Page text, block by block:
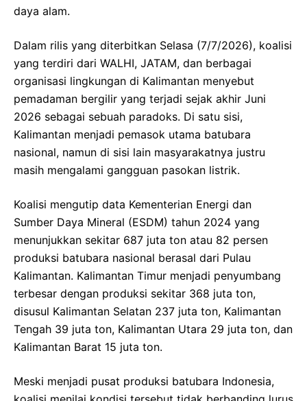
daya alam.
Dalam rilis yang diterbitkan Selasa (7/7/2026), koalisi
yang terdiri dari WALHI, JATAM, dan berbagai
organisasi lingkungan di Kalimantan menyebut
pemadaman bergilir yang terjadi sejak akhir Juni
2026 sebagai sebuah paradoks. Di satu sisi,
Kalimantan menjadi pemasok utama batubara
nasional, namun di sisi lain masyarakatnya justru
masih mengalami gangguan pasokan listrik.
Koalisi mengutip data Kementerian Energi dan
Sumber Daya Mineral (ESDM) tahun 2024 yang
menunjukkan sekitar 687 juta ton atau 82 persen
produksi batubara nasional berasal dari Pulau
Kalimantan. Kalimantan Timur menjadi penyumbang
terbesar dengan produksi sekitar 368 juta ton,
disusul Kalimantan Selatan 237 juta ton, Kalimantan
Tengah 39 juta ton, Kalimantan Utara 29 juta ton, dan
Kalimantan Barat 15 juta ton.
Meski menjadi pusat produksi batubara Indonesia,